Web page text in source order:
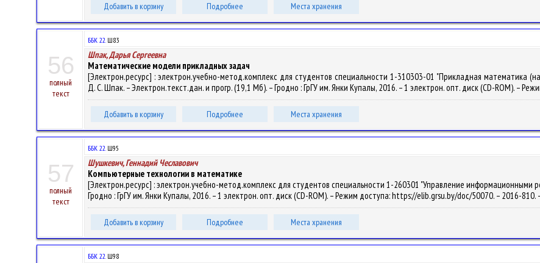
Добавить в корзину Подробнее Места хранения
56
полный
текст
ББК 22.Ш83
Шпак, Дарья Сергеевна
Математические модели прикладных задач
[Электрон.ресурс] : электрон.учебно-метод.комплекс для студентов специальности 1-310303-01 "Прикладная математика
Д. С. Шпак. – Электрон.текст.дан. и прогр. (19,1 Мб). – Гродно : ГрГУ им. Янки Купалы, 2016. – 1 электрон. опт. диск (CD-ROM). –
Добавить в корзину Подробнее Места хранения
57
полный
текст
ББК 22.Ш95
Шушкевич, Геннадий Чеславович
Компьютерные технологии в математике
[Электрон.ресурс] : электрон.учебно-метод.комплекс для студентов специальности 1-260301 "Управление информационными
Гродно : ГрГУ им. Янки Купалы, 2016. – 1 электрон. опт. диск (CD-ROM). – Режим доступа: https://elib.grsu.by/doc/50070. – 2016-810.
Добавить в корзину Подробнее Места хранения
ББК 22.Ш98